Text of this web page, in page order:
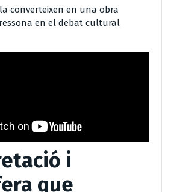
converteixen en una obra
en el debat cultural
i
que